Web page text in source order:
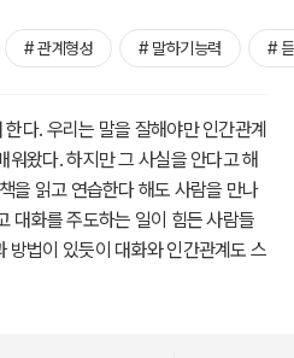
# 관계형성 # 말하기능력 #
다. 우리는 말을 잘해야만 인간관계
왔다. 하지만 그 사실을 안다고 해
을 읽고 연습한다 해도 사람을 만나
대화를 주도하는 일이 힘든 사람들
방법이 있듯이 대화와 인간관계도 스